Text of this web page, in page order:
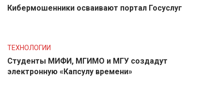
Кибермошенники осваивают портал Госуслуг
ТЕХНОЛОГИИ
Студенты МИФИ, МГИМО и МГУ создадут
электронную «Капсулу времени»